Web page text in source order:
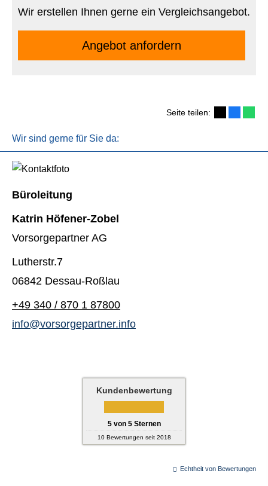
Wir erstellen Ihnen gerne ein Vergleichsangebot.
An­ge­bot an­for­dern
Seite teilen:
Wir sind gerne für Sie da:
Büroleitung
Katrin Höfener-Zobel
Vorsorgepartner AG
Lutherstr.7
06842 Dessau-Roßlau
+49 340 / 870 1 87800
info@vorsorgepartner.info
Kundenbewertung
5von 5Sternen
10Bewertungen seit 2018
Echtheit von Bewertungen